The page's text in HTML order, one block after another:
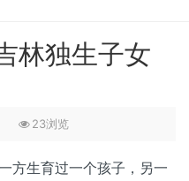
林独生子女
23浏览
方生育过一个孩子，另一